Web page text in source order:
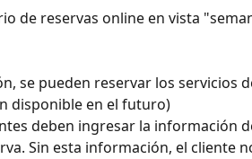
de reservas online en vista
disponible en el futuro)
deben ingresar la información
Sin esta información, el cliente